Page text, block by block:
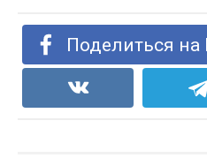
Поделиться на